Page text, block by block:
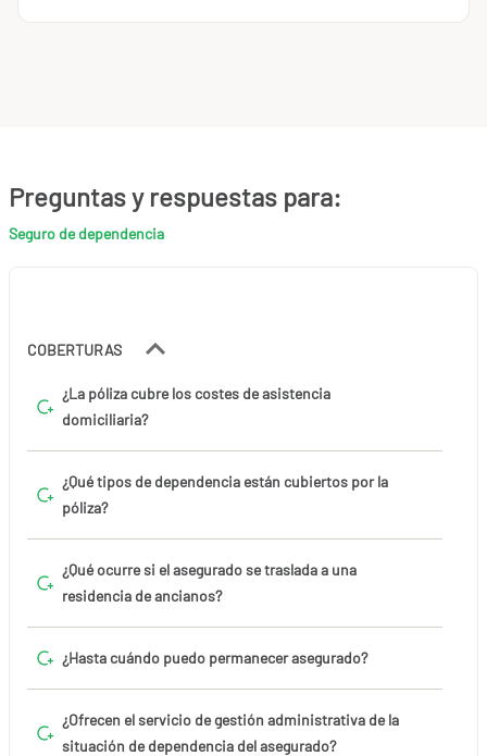
Preguntas y respuestas para:
Seguro de dependencia
COBERTURAS
¿La póliza cubre los costes de asistencia
domiciliaria?
¿Qué tipos de dependencia están cubiertos por la
póliza?
¿Qué ocurre si el asegurado se traslada a una
residencia de ancianos?
¿Hasta cuándo puedo permanecer asegurado?
¿Ofrecen el servicio de gestión administrativa de la
situación de dependencia del asegurado?